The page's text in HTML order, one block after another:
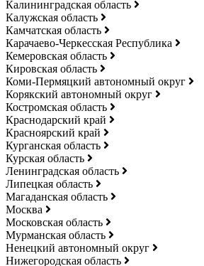
Калининградская область
Калужская область
Камчатская область
Карачаево-Черкесская Республика
Кемеровская область
Кировская область
Коми-Пермяцкий автономный округ
Корякский автономный округ
Костромская область
Краснодарский край
Красноярский край
Курганская область
Курская область
Ленинградская область
Липецкая область
Магаданская область
Москва
Московская область
Мурманская область
Ненецкий автономный округ
Нижегородская область